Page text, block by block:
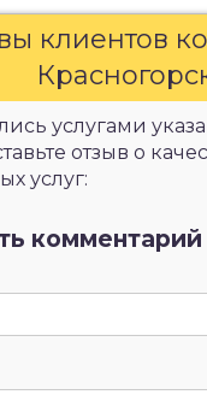
клиентов
услугами
отзыв о
услуг:
комментарий